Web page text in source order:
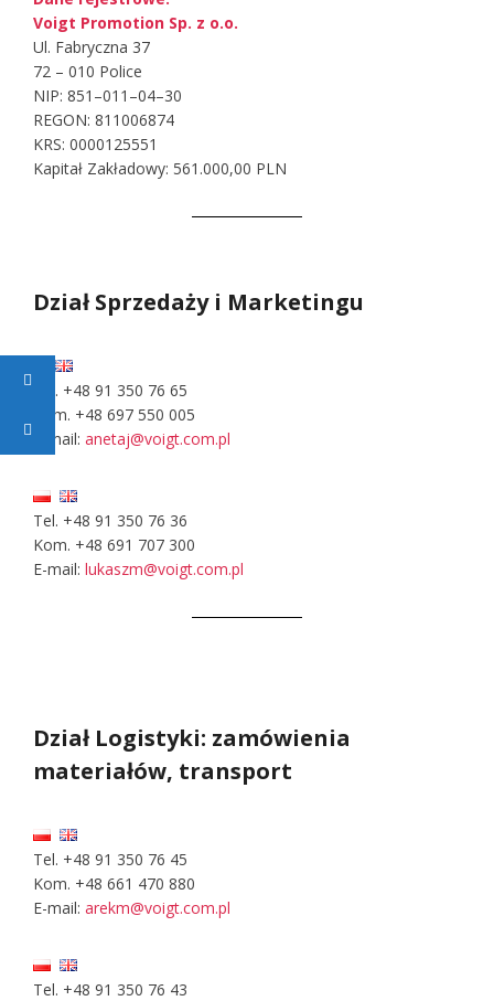
Voigt Promotion Sp. z o.o.
Ul. Fabryczna 37
72 – 010 Police
NIP: 851–011–04–30
REGON: 811006874
KRS: 0000125551
Kapitał Zakładowy: 561.000,00 PLN
Dział Sprzedaży i Marketingu
Tel. +48 91 350 76 65
Kom. +48 697 550 005
E-mail: anetaj@voigt.com.pl
Tel. +48 91 350 76 36
Kom. +48 691 707 300
E-mail: lukaszm@voigt.com.pl
Dział Logistyki: zamówienia
materiałów, transport
Tel. +48 91 350 76 45
Kom. +48 661 470 880
E-mail: arekm@voigt.com.pl
Tel. +48 91 350 76 43